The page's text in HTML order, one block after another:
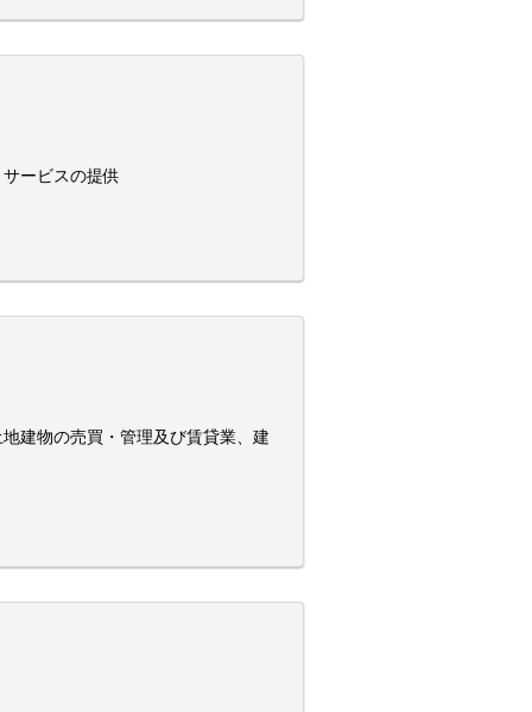
ービスの提供
建物の売買・管理及び賃貸業、建